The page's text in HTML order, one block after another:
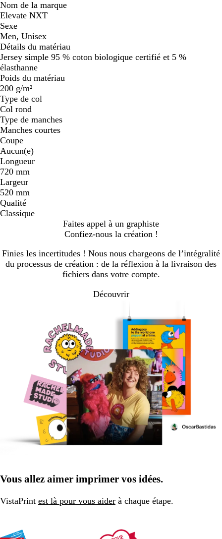
Nom de la marque
Elevate NXT
Sexe
Men, Unisex
Détails du matériau
Jersey simple 95 % coton biologique certifié et 5 %
élasthanne
Poids du matériau
200 g/m²
Type de col
Col rond
Type de manches
Manches courtes
Coupe
Aucun(e)
Longueur
720 mm
Largeur
520 mm
Qualité
Classique
Faites appel à un graphiste
Confiez-nous la création !
Finies les incertitudes ! Nous nous chargeons de l’intégralité
du processus de création : de la réflexion à la livraison des
fichiers dans votre compte.
Découvrir
Vous allez aimer imprimer vos idées.
VistaPrint est là pour vous aider à chaque étape.